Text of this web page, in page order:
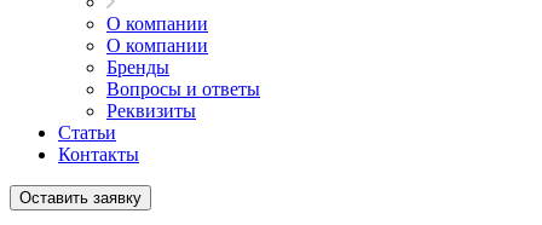
О компании
О компании
Бренды
Вопросы и ответы
Реквизиты
Статьи
Контакты
Оставить заявку